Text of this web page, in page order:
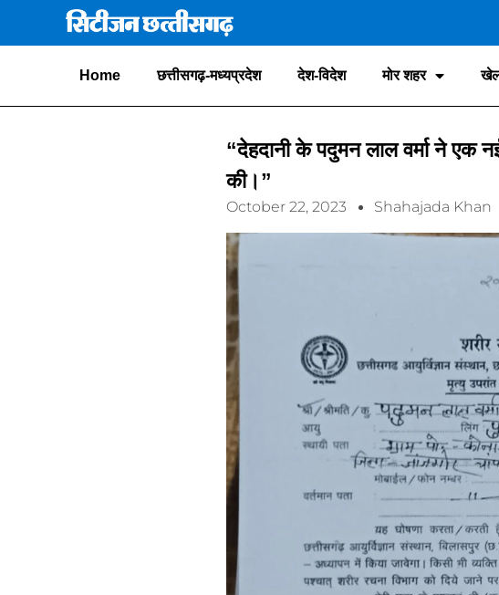
Home छत्तीसगढ़-मध्यप्रदेश देश-विदेश मोर शहर
“देहदानी के पदुमन लाल वर्मा ने एक
की।”
October 22, 2023 Shahajada Khan